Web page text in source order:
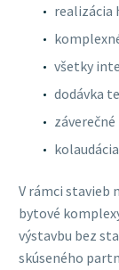
realizácia
všetky
dodávka
V rámci stavieb
bytové
výstavbu bez
skúseného